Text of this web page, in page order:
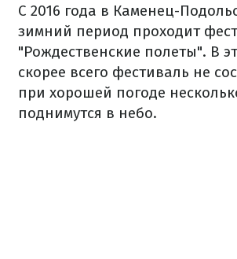
С 2016 года в Каменец-
зимний период проходит
"Рождественские полеты". В
скорее всего фестиваль не
при хорошей погоде
поднимутся в небо.